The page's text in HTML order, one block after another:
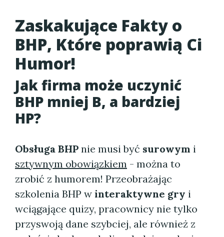
Zaskakujące Fakty o
BHP, Które poprawią Ci
Humor!
Jak firma może uczynić
BHP mniej B, a bardziej
HP?
Obsługa BHP nie musi być surowym i
sztywnym obowiązkiem - można to
zrobić z humorem! Przeobrażając
szkolenia BHP w interaktywne gry i
wciągające quizy, pracownicy nie tylko
przyswoją dane szybciej, ale również z